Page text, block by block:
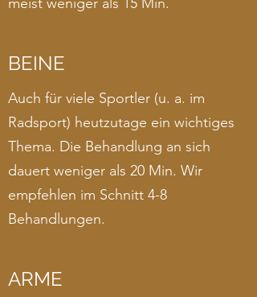
BEINE
Auch für viele Sportler (u. a. im
Radsport) heutzutage ein wichtiges
Thema. Die Behandlung an sich
dauert weniger als 20 Min. Wir
empfehlen im Schnitt 4-8
Behandlungen.
ARME